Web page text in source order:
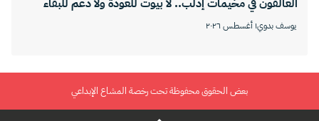
العالقون في مخيمات إدلب.. لا بيوت للعودة ولا دعم للبقاء
يوسف بدوي١ أغسطس ٢٠٢٦
بعض الحقوق محفوظة تحت رخصة المشاع الإبداعي